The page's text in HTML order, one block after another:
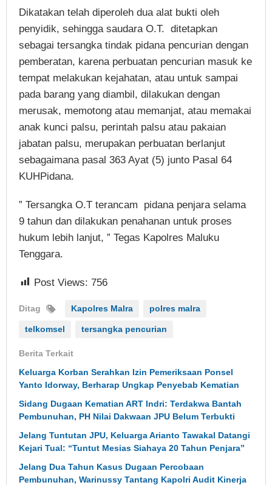
Dikatakan telah diperoleh dua alat bukti oleh
penyidik, sehingga saudara O.T. ditetapkan
sebagai tersangka tindak pidana pencurian dengan
pemberatan, karena perbuatan pencurian masuk ke
tempat melakukan kejahatan, atau untuk sampai
pada barang yang diambil, dilakukan dengan
merusak, memotong atau memanjat, atau memakai
anak kunci palsu, perintah palsu atau pakaian
jabatan palsu, merupakan perbuatan berlanjut
sebagaimana pasal 363 Ayat (5) junto Pasal 64
KUHPidana.
” Tersangka O.T terancam pidana penjara selama
9 tahun dan dilakukan penahanan untuk proses
hukum lebih lanjut, ” Tegas Kapolres Maluku
Tenggara.
Post Views: 756
Ditag Kapolres Malra polres malra
telkomsel tersangka pencurian
Berita Terkait
Keluarga Korban Serahkan Izin Pemeriksaan Ponsel
Yanto Idorway, Berharap Ungkap Penyebab Kematian
Sidang Dugaan Kematian ART Indri: Terdakwa Bantah
Pembunuhan, PH Nilai Dakwaan JPU Belum Terbukti
Jelang Tuntutan JPU, Keluarga Arianto Tawakal Datangi
Kejari Tual: “Tuntut Mesias Siahaya 20 Tahun Penjara”
Jelang Dua Tahun Kasus Dugaan Percobaan
Pembunuhan, Warinussy Tantang Kapolri Audit Kinerja